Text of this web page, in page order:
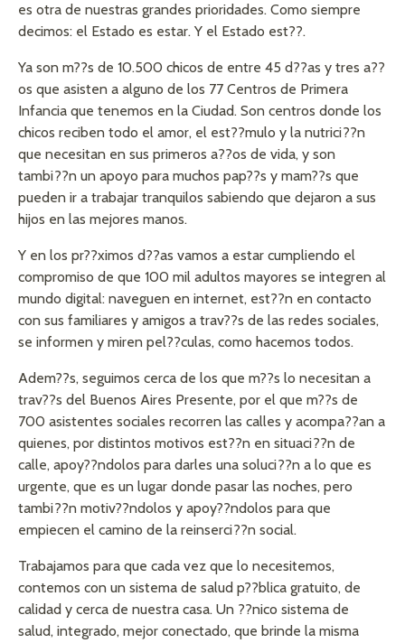
es otra de nuestras grandes prioridades. Como siempre
decimos: el Estado es estar. Y el Estado est??.
Ya son m??s de 10.500 chicos de entre 45 d??as y tres a??
os que asisten a alguno de los 77 Centros de Primera
Infancia que tenemos en la Ciudad. Son centros donde los
chicos reciben todo el amor, el est??mulo y la nutrici??n
que necesitan en sus primeros a??os de vida, y son
tambi??n un apoyo para muchos pap??s y mam??s que
pueden ir a trabajar tranquilos sabiendo que dejaron a sus
hijos en las mejores manos.
Y en los pr??ximos d??as vamos a estar cumpliendo el
compromiso de que 100 mil adultos mayores se integren al
mundo digital: naveguen en internet, est??n en contacto
con sus familiares y amigos a trav??s de las redes sociales,
se informen y miren pel??culas, como hacemos todos.
Adem??s, seguimos cerca de los que m??s lo necesitan a
trav??s del Buenos Aires Presente, por el que m??s de
700 asistentes sociales recorren las calles y acompa??an a
quienes, por distintos motivos est??n en situaci??n de
calle, apoy??ndolos para darles una soluci??n a lo que es
urgente, que es un lugar donde pasar las noches, pero
tambi??n motiv??ndolos y apoy??ndolos para que
empiecen el camino de la reinserci??n social.
Trabajamos para que cada vez que lo necesitemos,
contemos con un sistema de salud p??blica gratuito, de
calidad y cerca de nuestra casa. Un ??nico sistema de
salud, integrado, mejor conectado, que brinde la misma